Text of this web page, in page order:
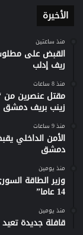
الأخيرة
منذ ساعتين
ريف إدلب
منذ 8 ساعات
مقتل عنصرين من
زينب بريف دمشق
منذ 9 ساعات
الأمن الداخلي
دمشق
منذ يومين
وزير الطاقة
14 عاما”
منذ يومين
قافلة جديدة تعيد 186 عائلة من مخيمات الشمال إلى ريف حماة